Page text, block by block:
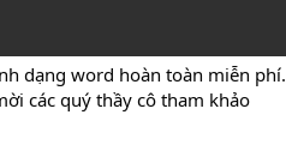
dạng word hoàn toàn miễn phí.
các quý thầy cô tham khảo